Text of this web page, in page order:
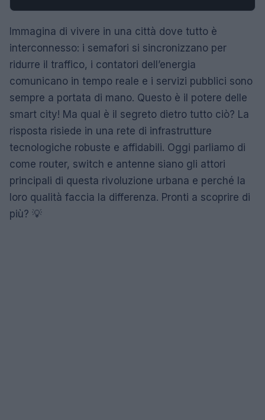
Immagina di vivere in una città dove tutto è
interconnesso: i semafori si sincronizzano per
ridurre il traffico, i contatori dell’energia
comunicano in tempo reale e i servizi pubblici sono
sempre a portata di mano. Questo è il potere delle
smart city! Ma qual è il segreto dietro tutto ciò? La
risposta risiede in una rete di infrastrutture
tecnologiche robuste e affidabili. Oggi parliamo di
come router, switch e antenne siano gli attori
principali di questa rivoluzione urbana e perché la
loro qualità faccia la differenza. Pronti a scoprire di
più? 💡